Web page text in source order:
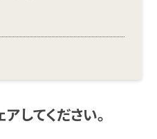
してください。